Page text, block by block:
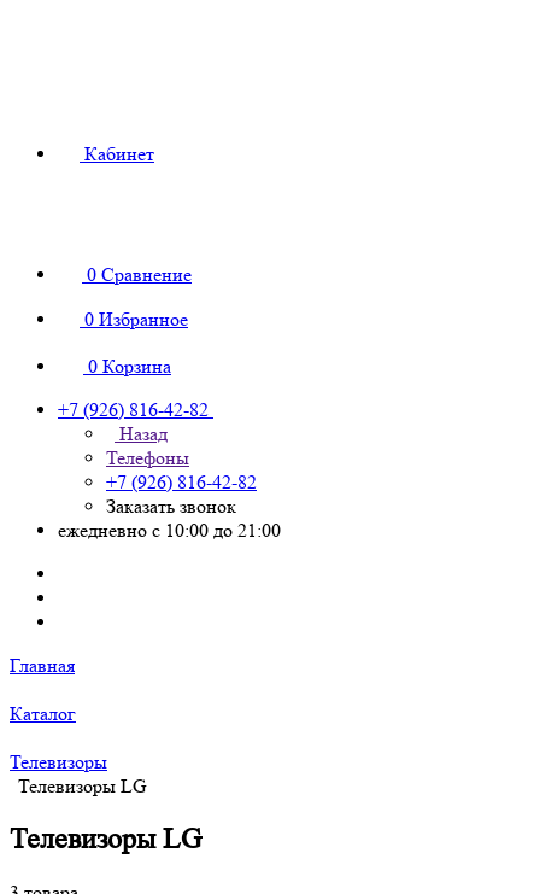
Кабинет
0 Сравнение
0 Избранное
0 Корзина
+7 (926) 816-42-82
Назад
Телефоны
+7 (926) 816-42-82
Заказать звонок
ежедневно с 10:00 до 21:00
Главная
Каталог
Телевизоры
Телевизоры LG
Телевизоры LG